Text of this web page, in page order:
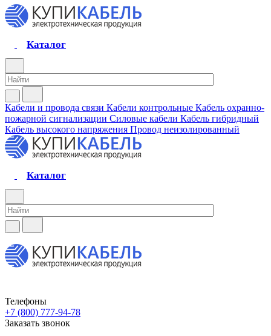
Каталог
Кабели и провода связи Кабели контрольные Кабель охранно-
пожарной сигнализации Силовые кабели Кабель гибридный
Кабель высокого напряжения Провод неизолированный
Каталог
Телефоны
+7 (800) 777-94-78
Заказать звонок